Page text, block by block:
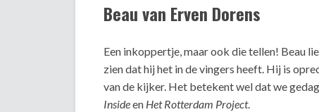
Beau van Erven Dorens
Een inkoppertje, maar ook die tellen! Beau
zien dat hij het in de vingers heeft. Hij is
van de kijker. Het betekent wel dat we
Insideen Het Rotterdam Project.